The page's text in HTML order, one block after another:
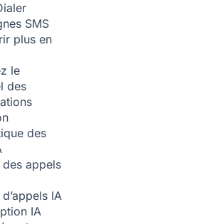
SMS
plus en
le
des
des
appels
IA
IA